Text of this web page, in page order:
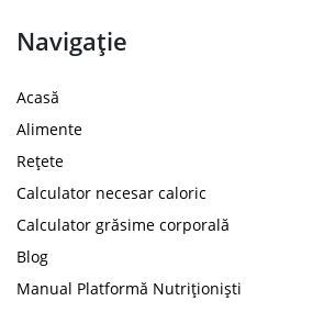
Navigație
Acasă
Alimente
Rețete
Calculator necesar caloric
Calculator grăsime corporală
Blog
Manual Platformă Nutriționiști